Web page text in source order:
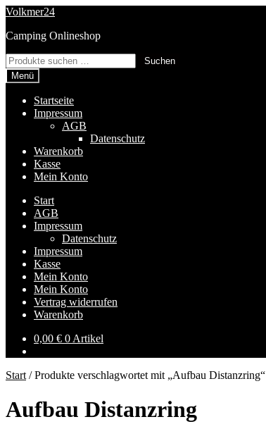
Zur
springen
Zum
springen
Volkmer24
Camping Onlineshop
Suchen
nach:
Suchen
Menü
Startseite
Impressum
AGB
Datenschutz
Warenkorb
Kasse
Mein Konto
Start
AGB
Impressum
Datenschutz
Impressum
Kasse
Mein Konto
Mein Konto
Vertrag widerrufen
Warenkorb
0,00 € 0 Artikel
Start /Produkte verschlagwortet mit „Aufbau Distanzring“
Aufbau Distanzring